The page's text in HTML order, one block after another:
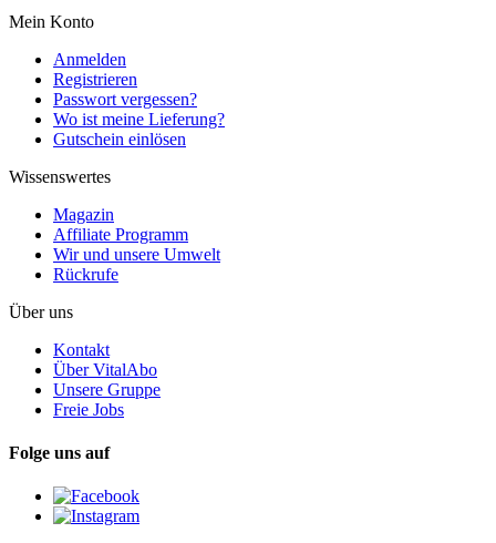
Mein Konto
Anmelden
Registrieren
Passwort vergessen?
Wo ist meine Lieferung?
Gutschein einlösen
Wissenswertes
Magazin
Affiliate Programm
Wir und unsere Umwelt
Rückrufe
Über uns
Kontakt
Über VitalAbo
Unsere Gruppe
Freie Jobs
Folge uns auf